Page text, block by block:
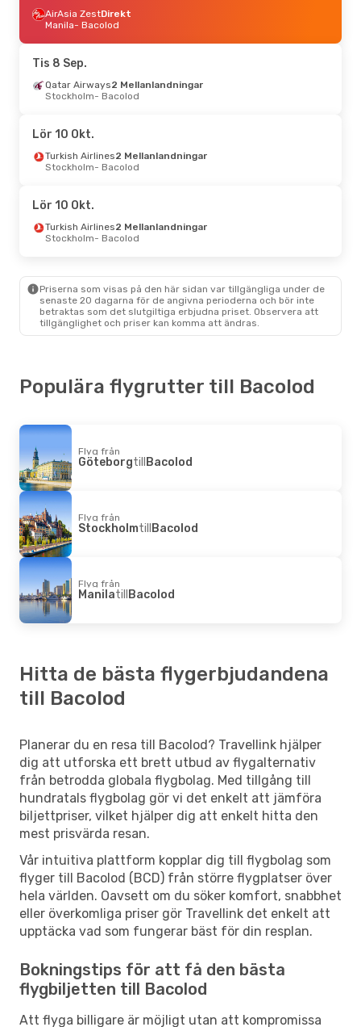
CebgoDirekt
Cebu- Bacolod
Bacolod- Cebu
Tors 3 Sep.- Lör 5 Sep.
AirAsia Zest
Bacolod- Manila
Qatar Airways
Stockholm
Philippine Airlines2 Mellanlandningar
Bacolod- Stockholm
AirAsia ZestDirekt
Manila- Bacolod
Tis 8 Sep.
Qatar Airways2 Mellanlandningar
Stockholm- Bacolod
Lör 10 Okt.
Turkish Airlines2 Mellanlandningar
Stockholm- Bacolod
Lör 10 Okt.
Turkish Airlines2 Mellanlandningar
Stockholm- Bacolod
Priserna som visas på den här sidan var tillgängliga under de
senaste 20 dagarna för de angivna perioderna och bör inte
betraktas som det slutgiltiga erbjudna priset. Observera att
tillgänglighet och priser kan komma att ändras.
Populära flygrutter till Bacolod
Flyg från
GöteborgtillBacolod
Flyg från
StockholmtillBacolod
Flyg från
ManilatillBacolod
Hitta de bästa flygerbjudandena
till Bacolod
Planerar du en resa till Bacolod? Travellink hjälper
dig att utforska ett brett utbud av flygalternativ
från betrodda globala flygbolag. Med tillgång till
hundratals flygbolag gör vi det enkelt att jämföra
biljettpriser, vilket hjälper dig att enkelt hitta den
mest prisvärda resan.
Vår intuitiva plattform kopplar dig till flygbolag som
flyger till Bacolod (BCD) från större flygplatser över
hela världen. Oavsett om du söker komfort, snabbhet
eller överkomliga priser gör Travellink det enkelt att
upptäcka vad som fungerar bäst för din resplan.
Bokningstips för att få den bästa
flygbiljetten till Bacolod
Att flyga billigare är möjligt utan att kompromissa